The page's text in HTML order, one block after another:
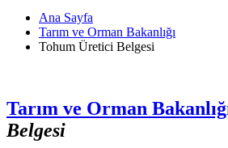
Ana Sayfa
Tarım ve Orman Bakanlığı
Tohum Üretici Belgesi
Tarım ve Orman
Belgesi